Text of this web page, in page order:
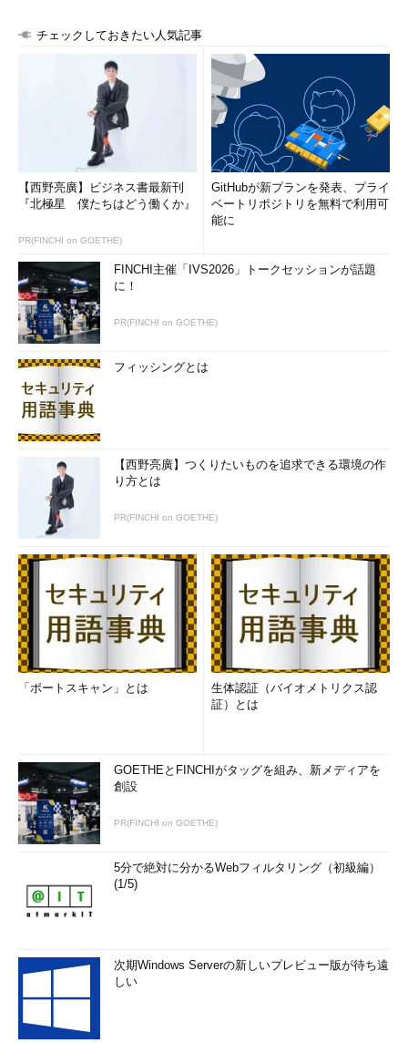
チェックしておきたい人気記事
【西野亮廣】ビジネス書最新刊
『北極星 僕たちはどう働くか』
PR(FINCHI on GOETHE)
GitHubが新プランを発表、プライ
ベートリポジトリを無料で利用可
能に
FINCHI主催「IVS2026」トークセッションが話題
に！
PR(FINCHI on GOETHE)
フィッシングとは
【西野亮廣】つくりたいものを追求できる環境の作
り方とは
PR(FINCHI on GOETHE)
「ポートスキャン」とは
生体認証（バイオメトリクス認
証）とは
GOETHEとFINCHIがタッグを組み、新メディアを
創設
PR(FINCHI on GOETHE)
5分で絶対に分かるWebフィルタリング（初級編）
(1/5)
次期Windows Serverの新しいプレビュー版が待ち遠
しい